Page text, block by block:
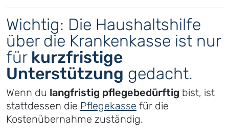
Wichtig: Die Haushaltshilfe
über die Krankenkasse ist nur
für kurzfristige
Unterstützung gedacht.
Wenn du langfristig pflegebedürftig bist, ist
stattdessen die Pflegekasse für die
Kostenübernahme zuständig.